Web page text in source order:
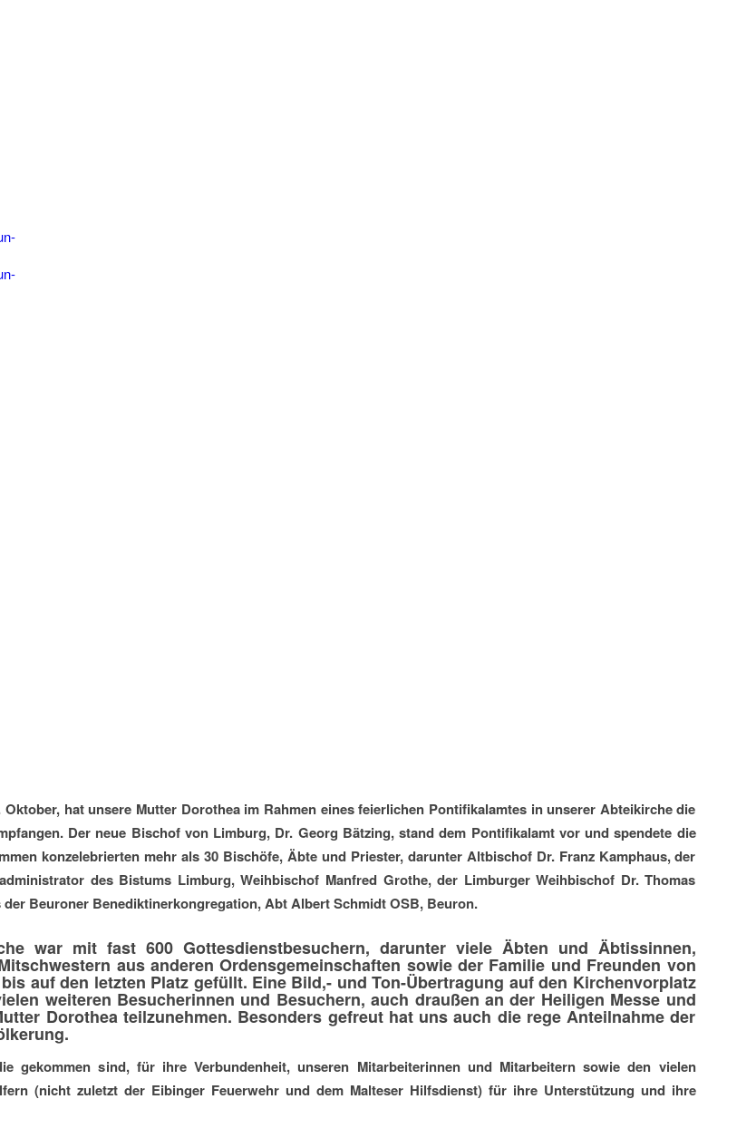
Oktober, hat unsere Mutter Dorothea im Rahmen eines feierlichen Pontifikalamtes in unserer Abteikirche die
Der neue Bischof von Limburg, Dr. Georg Bätzing, stand dem Pontifikalamt vor und spendete die
konzelebrierten mehr als 30 Bischöfe, Äbte und Priester, darunter Altbischof Dr. Franz Kamphaus, der
des Bistums Limburg, Weihbischof Manfred Grothe, der Limburger Weihbischof Dr. Thomas
der Beuroner Benediktinerkongregation, Abt Albert Schmidt OSB, Beuron.
war mit fast 600 Gottesdienstbesuchern, darunter viele Äbten und Äbtissinnen,
aus anderen Ordensgemeinschaften sowie der Familie und Freunden von
auf den letzten Platz gefüllt. Eine Bild,- und Ton-Übertragung auf den Kirchenvorplatz
weiteren Besucherinnen und Besuchern, auch draußen an der Heiligen Messe und
Dorothea teilzunehmen. Besonders gefreut hat uns auch die rege Anteilnahme der
gekommen sind, für ihre Verbundenheit, unseren Mitarbeiterinnen und Mitarbeitern sowie den vielen
(nicht zuletzt der Eibinger Feuerwehr und dem Malteser Hilfsdienst) für ihre Unterstützung und ihre